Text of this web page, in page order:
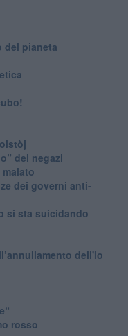
del pianeta
dei negazi
dei governi anti-
si sta suicidando
dell'io
rosso